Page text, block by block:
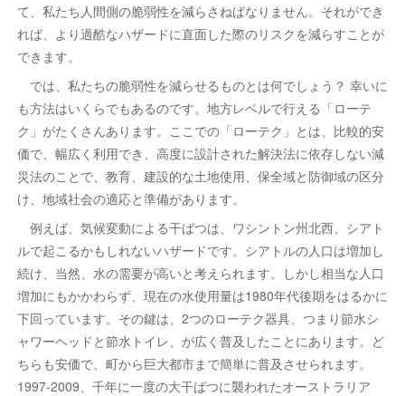
て、私たち人間側の脆弱性を減らさねばなりません。それができ
れば、より過酷なハザードに直面した際のリスクを減らすことが
できます。
では、私たちの脆弱性を減らせるものとは何でしょう？ 幸いに
も方法はいくらでもあるのです。地方レベルで行える「ローテ
ク」がたくさんあります。ここでの「ローテク」とは、比較的安
価で、幅広く利用でき、高度に設計された解決法に依存しない減
災法のことで、教育、建設的な土地使用、保全域と防御域の区分
け、地域社会の適応と準備があります。
例えば、気候変動による干ばつは、ワシントン州北西、シアト
ルで起こるかもしれないハザードです。シアトルの人口は増加し
続け、当然、水の需要が高いと考えられます。しかし相当な人口
増加にもかかわらず、現在の水使用量は1980年代後期をはるかに
下回っています。その鍵は、2つのローテク器具、つまり節水シ
ャワーヘッドと節水トイレ、が広く普及したことにあります。ど
ちらも安価で、町から巨大都市まで簡単に普及させられます。
1997-2009、千年に一度の大干ばつに襲われたオーストラリア